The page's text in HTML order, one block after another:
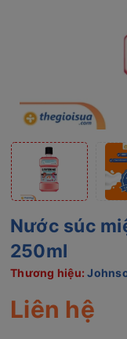
Nước súc
250ml
Thương hiệu:
Liên hệ